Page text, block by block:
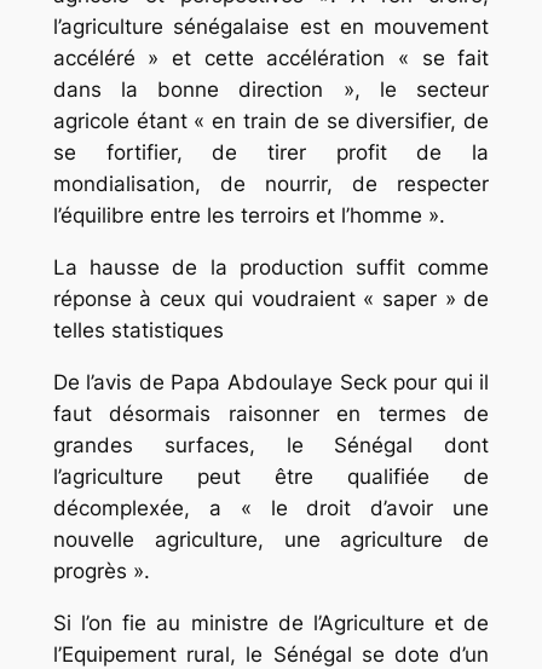
l’agriculture sénégalaise est en mouvement
accéléré » et cette accélération « se fait
dans la bonne direction », le secteur
agricole étant « en train de se diversifier, de
se fortifier, de tirer profit de la
mondialisation, de nourrir, de respecter
l’équilibre entre les terroirs et l’homme ».
La hausse de la production suffit comme
réponse à ceux qui voudraient « saper » de
telles statistiques
De l’avis de Papa Abdoulaye Seck pour qui il
faut désormais raisonner en termes de
grandes surfaces, le Sénégal dont
l’agriculture peut être qualifiée de
décomplexée, a « le droit d’avoir une
nouvelle agriculture, une agriculture de
progrès ».
Si l’on fie au ministre de l’Agriculture et de
l’Equipement rural, le Sénégal se dote d’un